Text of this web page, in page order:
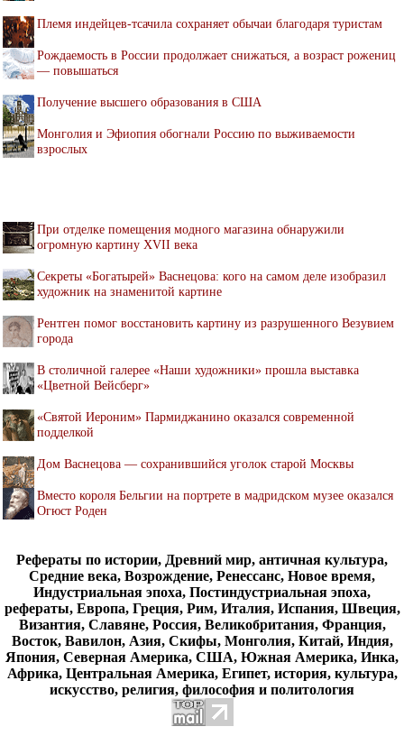
Племя индейцев-тсачила сохраняет обычаи благодаря туристам
Рождаемость в России продолжает снижаться, а возраст рожениц
— повышаться
Получение высшего образования в США
Монголия и Эфиопия обогнали Россию по выживаемости
взрослых
При отделке помещения модного магазина обнаружили
огромную картину XVII века
Секреты «Богатырей» Васнецова: кого на самом деле изобразил
художник на знаменитой картине
Рентген помог восстановить картину из разрушенного Везувием
города
В столичной галерее «Наши художники» прошла выставка
«Цветной Вейсберг»
«Святой Иероним» Пармиджанино оказался современной
подделкой
Дом Васнецова — сохранившийся уголок старой Москвы
Вместо короля Бельгии на портрете в мадридском музее оказался
Огюст Роден
Рефераты по истории, Древний мир, античная культура,
Средние века, Возрождение, Ренессанс, Новое время,
Индустриальная эпоха, Постиндустриальная эпоха,
рефераты, Европа, Греция, Рим, Италия, Испания, Швеция,
Византия, Славяне, Россия, Великобритания, Франция,
Восток, Вавилон, Азия, Скифы, Монголия, Китай, Индия,
Япония, Северная Америка, США, Южная Америка, Инка,
Африка, Центральная Америка, Египет, история, культура,
искусство, религия, философия и политология